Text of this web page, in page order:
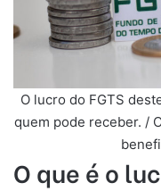
O lucro do FGTS
quem pode receber. /
O que é o